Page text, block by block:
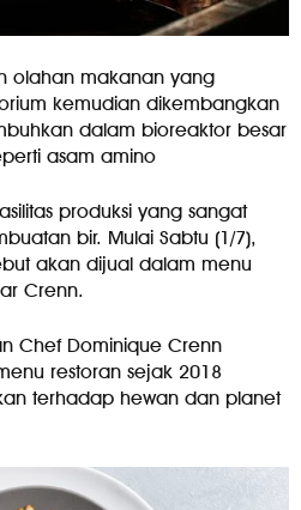
olahan makanan yang
kemudian dikembangkan
dalam bioreaktor besar
asam amino
produksi yang sangat
bir. Mulai Sabtu (1/7),
akan dijual dalam menu
Crenn.
Chef Dominique Crenn
restoran sejak 2018
terhadap hewan dan planet